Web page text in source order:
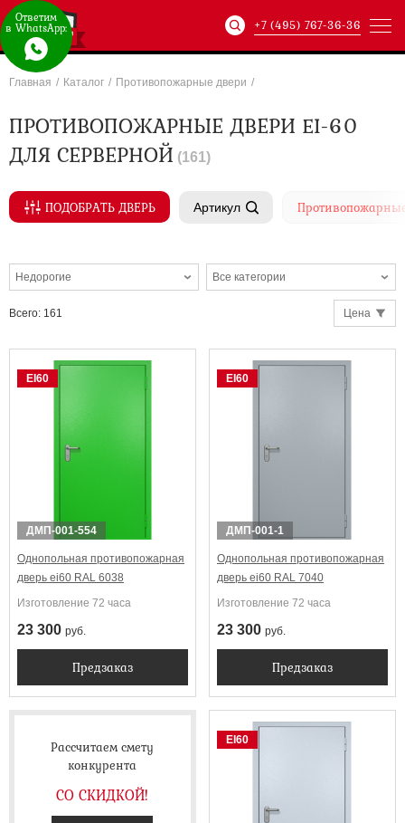
Артикул: ХХХ-xxx-
+7 (495) 767-36-36
Главная / Каталог / Противопожарные двери /
ПРОТИВОПОЖАРНЫЕ ДВЕРИ EI-60
ДЛЯ СЕРВЕРНОЙ (161)
ПОДОБРАТЬ ДВЕРЬ Артикул
ХХХ-xxx-
Недорогие Все категории
Всего: 161 Цена
EI60
ДМП-001-554
Однопольная противопожарная
дверь ei60 RAL 6038
Изготовление 72 часа
23 300 руб.
Предзаказ
EI60
ДМП-001-1
Однопольная противопожарная
дверь ei60 RAL 7040
Изготовление 72 часа
23 300 руб.
Предзаказ
Рассчитаем смету
конкурента
СО СКИДКОЙ!
EI60
Ответим
в WhatsApp: